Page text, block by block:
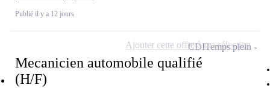
Publié il y a 12 jours
Mecanicien automobile qualifié
(H/F)
CDITemps plein
Ajouter cette offre à ma sélection